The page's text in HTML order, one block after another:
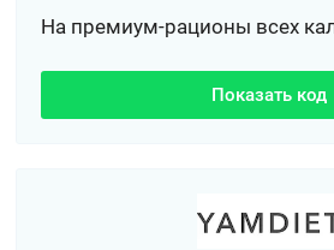
На премиум-рационы всех
Показать код